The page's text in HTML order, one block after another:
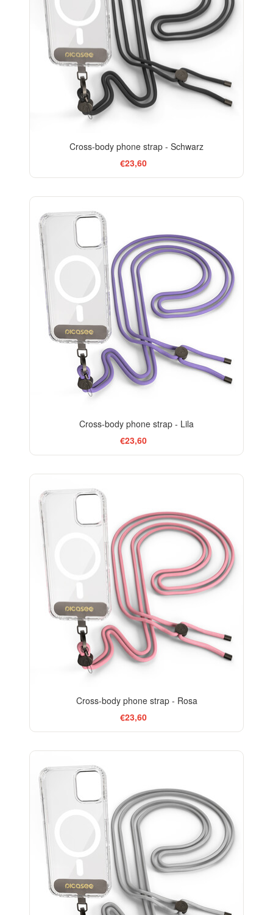
Cross-body phone strap - Schwarz
€23,60
Cross-body phone strap - Lila
€23,60
Cross-body phone strap - Rosa
€23,60